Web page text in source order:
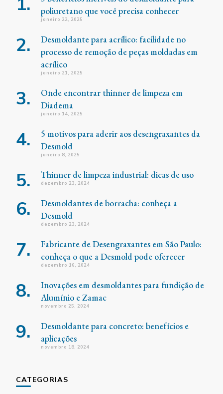
poliuretano que você precisa conhecer
janeiro 22, 2025
Desmoldante para acrílico: facilidade no
processo de remoção de peças moldadas em
acrílico
janeiro 21, 2025
Onde encontrar thinner de limpeza em
Diadema
janeiro 14, 2025
5 motivos para aderir aos desengraxantes da
Desmold
janeiro 8, 2025
Thinner de limpeza industrial: dicas de uso
dezembro 23, 2024
Desmoldantes de borracha: conheça a
Desmold
dezembro 23, 2024
Fabricante de Desengraxantes em São Paulo:
conheça o que a Desmold pode oferecer
dezembro 16, 2024
Inovações em desmoldantes para fundição de
Alumínio e Zamac
novembro 25, 2024
Desmoldante para concreto: benefícios e
aplicações
novembro 18, 2024
CATEGORIAS